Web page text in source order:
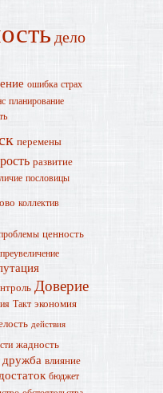
дело
ошибка страх
планирование
перемены
развитие
пословицы
коллектив
ценность
преувеличение
Доверие
Такт экономия
действия
жадность
дружба влияние
бюджет